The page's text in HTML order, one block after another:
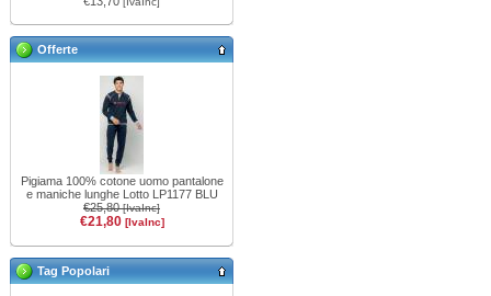
Offerte
Pigiama 100% cotone uomo pantalone
e maniche lunghe Lotto LP1177 BLU
€25,80[IvaInc]
€21,80 [IvaInc]
Tag Popolari